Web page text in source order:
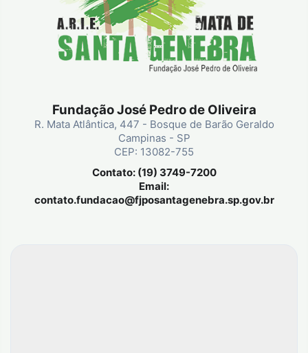
Fundação José Pedro de Oliveira
R. Mata Atlântica, 447 - Bosque de Barão Geraldo
Campinas - SP
CEP: 13082-755
Contato: (19) 3749-7200
Email:
contato.fundacao@fjposantagenebra.sp.gov.br